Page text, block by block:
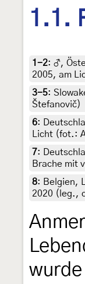
1.1.
1-2: ♂,
2005, am
3-5:
Štefanovič)
6:
Licht (fot.:
7:
Brache mit
8: Belgien,
2020 (leg.,
wurde